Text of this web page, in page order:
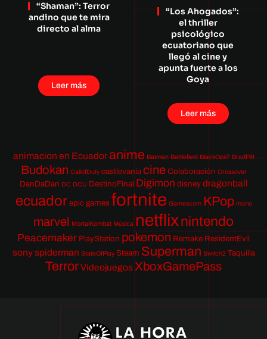
“Shaman”: Terror
andino que te mira
directo al alma
Leer más
“Los Ahogados”:
el thriller
psicológico
ecuatoriano que
llegó al cine y
apunta fuerte a los
Goya
Leer más
animacion en Ecuador anime Batman Battlefield BlackOps7 BradPitt
Budokan CallofDuty castlevania cine Colaboración Crossover
DanDaDan DC DCU DestinoFinal Digimon disney dragonball
ecuador epic games fortnite Gamescom KPop mario
marvel MortalKombat Música netflixnintendo
Peacemaker PlayStation pokemon Remake ResidentEvil
sony spiderman StateOfPlay Steam Superman Switch2 Taquilla
TerrorVideojuegosXboxGamePass